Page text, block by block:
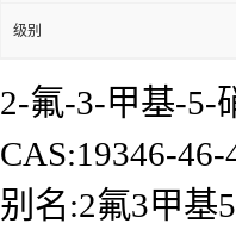
级别
2-氟-3-甲基-5-
CAS:19346-46-
别名:2氟3甲基